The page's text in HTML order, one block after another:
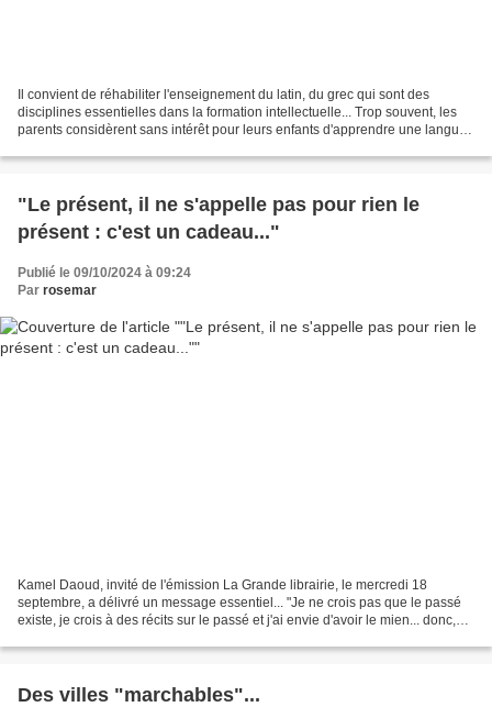
Il convient de réhabiliter l'enseignement du latin, du grec qui sont des
disciplines essentielles dans la formation intellectuelle... Trop souvent, les
parents considèrent sans intérêt pour leurs enfants d'apprendre une langue
"Le présent, il ne s'appelle pas pour rien le
présent : c'est un cadeau..."
Publié le 09/10/2024 à 09:24
Par rosemar
Kamel Daoud, invité de l'émission La Grande librairie, le mercredi 18
septembre, a délivré un message essentiel... "Je ne crois pas que le passé
existe, je crois à des récits sur le passé et j'ai envie d'avoir le mien... donc,
Des villes "marchables"...